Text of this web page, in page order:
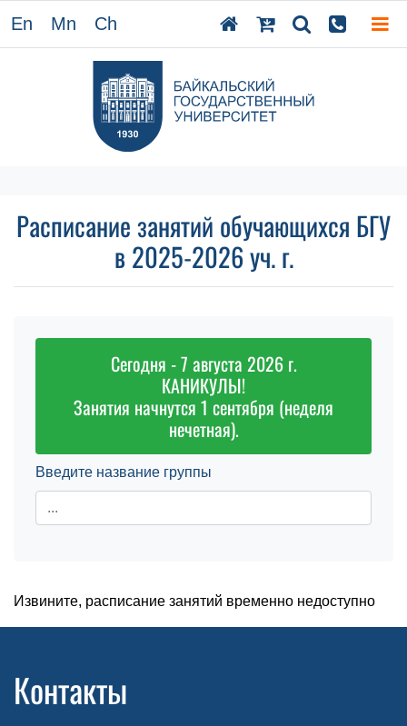
En Mn Ch
Расписание занятий обучающихся БГУ
в 2025-2026 уч. г.
Сегодня - 7 августа 2026 г.
КАНИКУЛЫ!
Занятия начнутся 1 сентября (неделя
нечетная).
Введите название группы
Извините, расписание занятий временно недоступно
Контакты